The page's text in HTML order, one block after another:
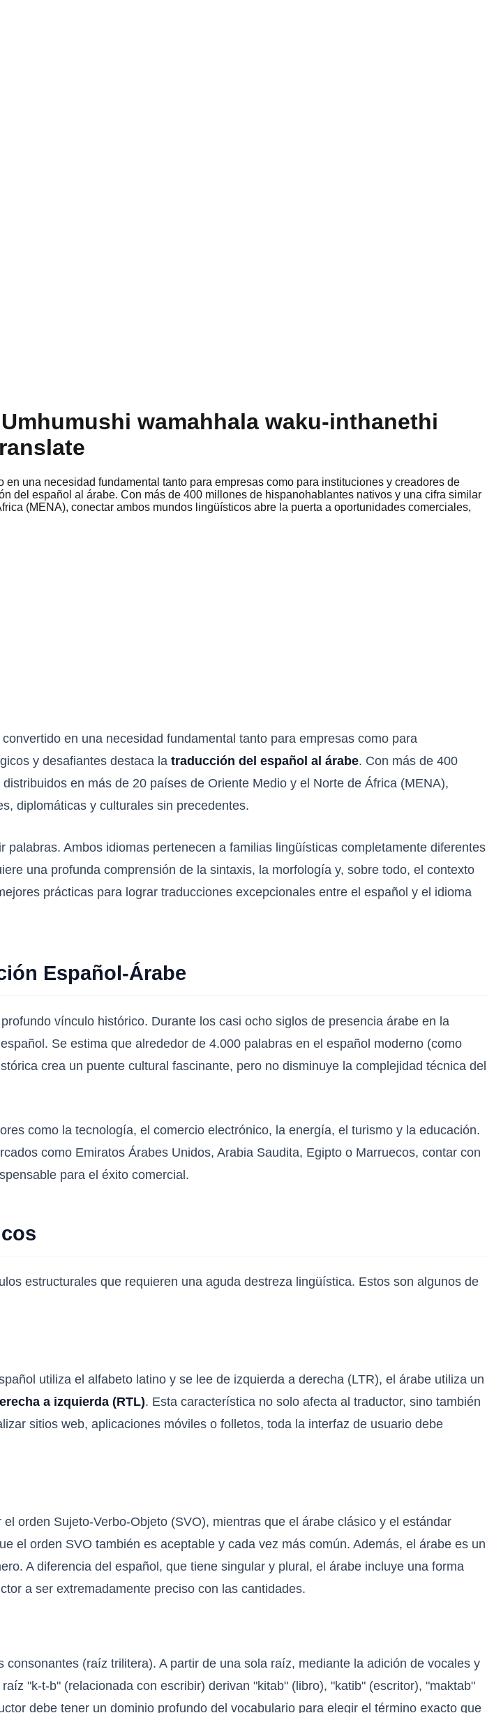
wamahhala waku-inthanethi
una necesidad fundamental tanto para empresas como para instituciones y creadores de
del español al árabe. Con más de 400 millones de hispanohablantes nativos y una cifra similar
(MENA), conectar ambos mundos lingüísticos abre la puerta a oportunidades comerciales,
en una necesidad fundamental tanto para empresas como para
y desafiantes destaca la traducción del español al árabe. Con más de 400
en más de 20 países de Oriente Medio y el Norte de África (MENA),
diplomáticas y culturales sin precedentes.
Ambos idiomas pertenecen a familias lingüísticas completamente diferentes
una profunda comprensión de la sintaxis, la morfología y, sobre todo, el contexto
prácticas para lograr traducciones excepcionales entre el español y el idioma
Español-Árabe
vínculo histórico. Durante los casi ocho siglos de presencia árabe en la
Se estima que alrededor de 4.000 palabras en el español moderno (como
crea un puente cultural fascinante, pero no disminuye la complejidad técnica del
como la tecnología, el comercio electrónico, la energía, el turismo y la educación.
como Emiratos Árabes Unidos, Arabia Saudita, Egipto o Marruecos, contar con
para el éxito comercial.
estructurales que requieren una aguda destreza lingüística. Estos son algunos de
utiliza el alfabeto latino y se lee de izquierda a derecha (LTR), el árabe utiliza un
a izquierda (RTL). Esta característica no solo afecta al traductor, sino también
sitios web, aplicaciones móviles o folletos, toda la interfaz de usuario debe
orden Sujeto-Verbo-Objeto (SVO), mientras que el árabe clásico y el estándar
el orden SVO también es aceptable y cada vez más común. Además, el árabe es un
A diferencia del español, que tiene singular y plural, el árabe incluye una forma
a ser extremadamente preciso con las cantidades.
(raíz trilitera). A partir de una sola raíz, mediante la adición de vocales y
"k-t-b" (relacionada con escribir) derivan "kitab" (libro), "katib" (escritor), "maktab"
debe tener un dominio profundo del vocabulario para elegir el término exacto que